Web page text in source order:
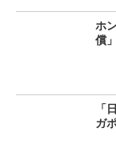
ホ
償
「
ガ